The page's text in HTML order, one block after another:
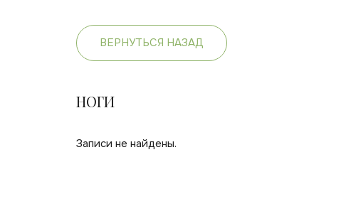
ВЕРНУТЬСЯ НАЗАД
НОГИ
Записи не найдены.